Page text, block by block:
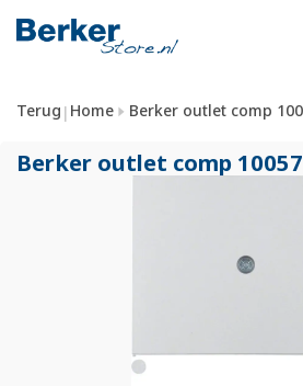
Terug | Home Berker outlet comp
Berker outlet comp